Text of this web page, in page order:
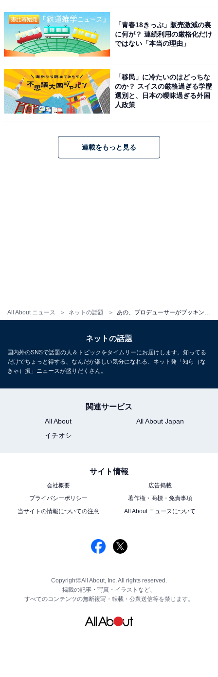
All About ニュース ネットの話題 あの、プロデューサーがブッキングした「本当に合わない」芸能人を告白。上田晋也 「ハッキリ言うな」
「青春18きっぷ」販売激減の裏
に何が？ 連続利用の厳格化だけ
ではない「本当の理由」
「移民」に冷たいのはどっちな
のか？ スイスの厳格過ぎる学歴
選別と、日本の曖昧過ぎる外国
人政策
連載をもっと見る
ネットの話題
国内外のSNSで話題の人＆トピックをタイムリーにお届けします。知ってる
だけでちょっと得する、なんだか楽しい気分になれる、ネット発「知ら（な
きゃ）損」ニュースが盛りだくさん。
関連サービス
All About
All About Japan
イチオシ
サイト情報
会社概要
広告掲載
プライバシーポリシー
著作権・商標・免責事項
当サイトの情報についての注意
All About ニュースについて
Copyright©All About, Inc. All rights reserved.
掲載の記事・写真・イラストなど、
すべてのコンテンツの無断複写・転載・公衆送信等を禁じます。